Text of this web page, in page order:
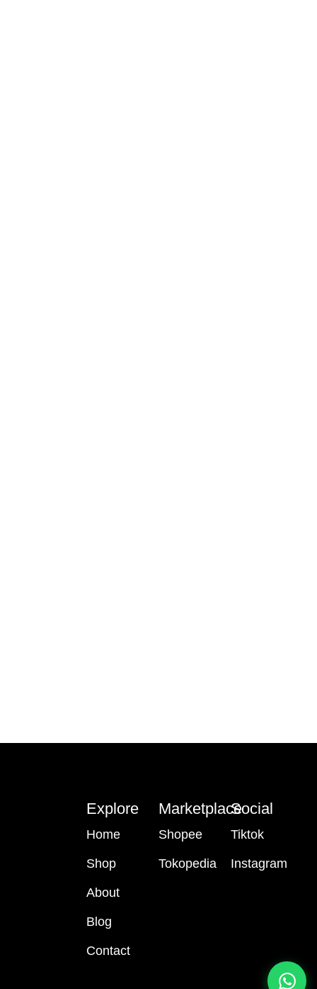
Explore
Home
Shop
About
Blog
Contact
Marketplace
Shopee
Tokopedia
Social
Tiktok
Instagram